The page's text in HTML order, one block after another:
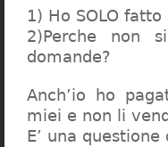
1) Ho SOLO
2)Perche non
domande?
Anch’io ho
miei e non li
E’ una questione